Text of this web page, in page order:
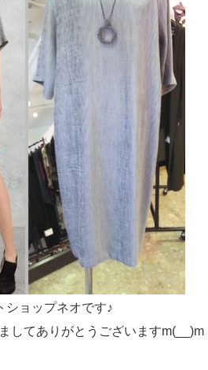
ショップネオです♪
してありがとうございますm(__)m